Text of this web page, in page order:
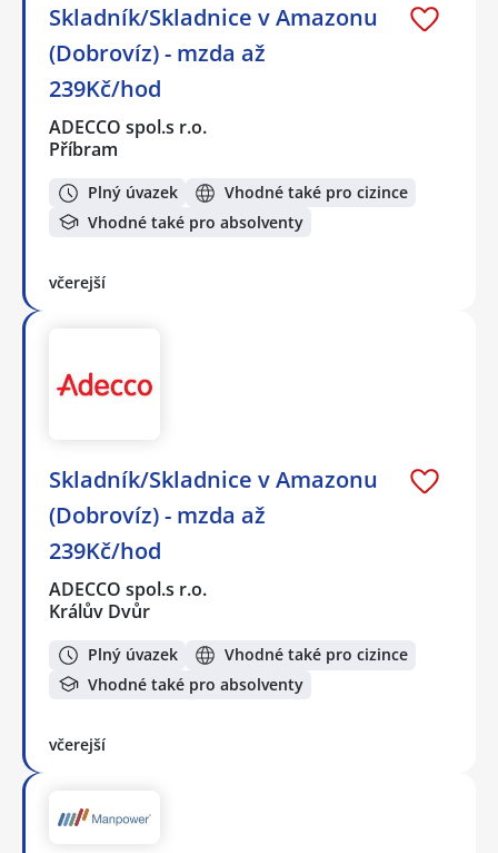
Skladník/Skladnice v Amazonu
(Dobrovíz) - mzda až
239Kč/hod
ADECCO spol.s r.o.
Příbram
Plný úvazek
Vhodné také pro cizince
Vhodné také pro absolventy
včerejší
Skladník/Skladnice v Amazonu
(Dobrovíz) - mzda až
239Kč/hod
ADECCO spol.s r.o.
Králův Dvůr
Plný úvazek
Vhodné také pro cizince
Vhodné také pro absolventy
včerejší